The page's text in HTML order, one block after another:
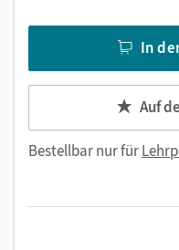
In
Auf
Bestellbar nur für